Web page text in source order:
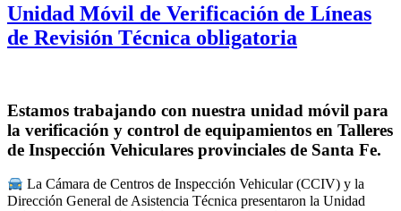
Unidad Móvil de Verificación de Líneas
de Revisión Técnica obligatoria
Estamos trabajando con nuestra unidad móvil para
la verificación y control de equipamientos en Talleres
de Inspección Vehiculares provinciales de Santa Fe.
La Cámara de Centros de Inspección Vehicular (CCIV) y la
Dirección General de Asistencia Técnica presentaron la Unidad